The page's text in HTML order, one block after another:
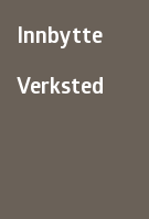
Innbytte
Verksted